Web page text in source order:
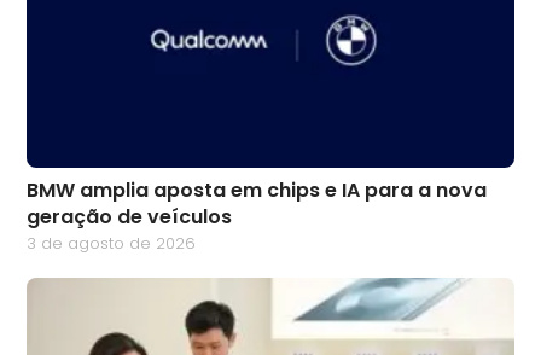
BMW amplia aposta em chips e IA para a nova
geração de veículos
3 de agosto de 2026